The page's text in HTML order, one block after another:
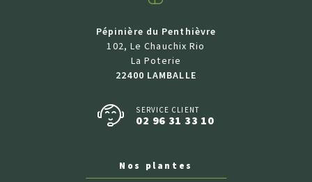
Pépinière du Penthièvre
102, Le Chauchix Rio
La Poterie
22400 LAMBALLE
SERVICE CLIENT
02 96 31 33 10
Nos plantes